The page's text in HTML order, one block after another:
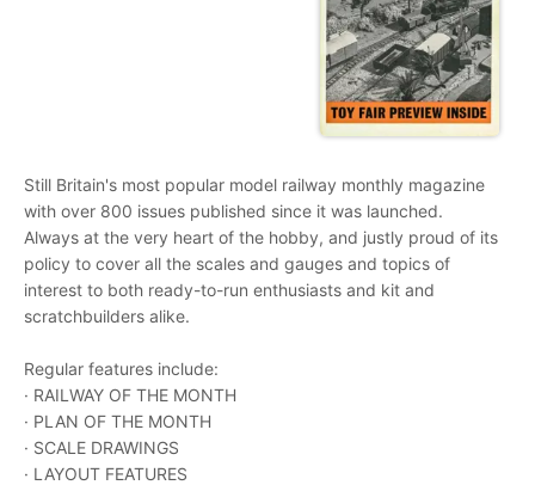
Still Britain's most popular model railway monthly magazine
with over 800 issues published since it was launched.
Always at the very heart of the hobby, and justly proud of its
policy to cover all the scales and gauges and topics of
interest to both ready-to-run enthusiasts and kit and
scratchbuilders alike.
Regular features include:
· RAILWAY OF THE MONTH
· PLAN OF THE MONTH
· SCALE DRAWINGS
· LAYOUT FEATURES